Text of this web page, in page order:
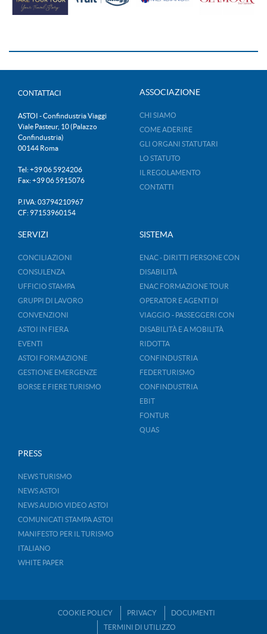
CONTATTACI
ASTOI - Confindustria Viaggi
Viale Pasteur, 10 (Palazzo
Confindustria)
00144 Roma
Tel: +39 06 5924206
Fax: +39 06 5915076
P.IVA: 03794210967
CF: 97153960154
ASSOCIAZIONE
CHI SIAMO
COME ADERIRE
GLI ORGANI STATUTARI
LO STATUTO
IL REGOLAMENTO
CONTATTI
SERVIZI
CONCILIAZIONI
CONSULENZA
UFFICIO STAMPA
GRUPPI DI LAVORO
CONVENZIONI
ASTOI IN FIERA
EVENTI
ASTOI FORMAZIONE
GESTIONE EMERGENZE
BORSE E FIERE TURISMO
SISTEMA
ENAC - DIRITTI PERSONE CON
DISABILITÀ
ENAC FORMAZIONE TOUR
OPERATOR E AGENTI DI
VIAGGIO - PASSEGGERI CON
DISABILITÀ E A MOBILITÀ
RIDOTTA
CONFINDUSTRIA
FEDERTURISMO
CONFINDUSTRIA
EBIT
FONTUR
QUAS
PRESS
NEWS TURISMO
NEWS ASTOI
NEWS AUDIO VIDEO ASTOI
COMUNICATI STAMPA ASTOI
MANIFESTO PER IL TURISMO
ITALIANO
WHITE PAPER
COOKIE POLICY PRIVACY
DOCUMENTI
TERMINI DI UTILIZZO